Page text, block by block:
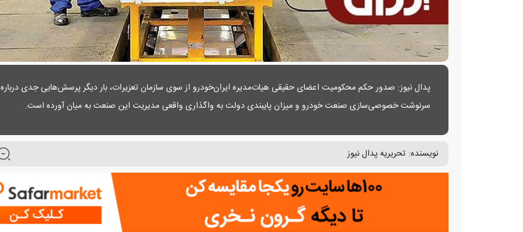
پدال نیوز: صدور حکم محکومیت اعضای حقیقی هیات‌مدیره ایران‌خودرو از سوی سازمان تعزیرات، بار دیگر پرسش‌هایی جدی درباره
سرنوشت خصوصی‌سازی صنعت خودرو و میزان پایبندی دولت به واگذاری واقعی مدیریت این صنعت به میان آورده است.
نویسنده: تحریریه پدال نیوز